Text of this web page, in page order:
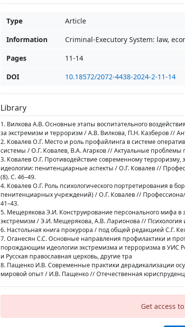
Type
Article
Information
Criminal-Executory System: law,
Pages
11-14
DOI
10.18572/2072-4438-2024-2-11-14
Library
1. Вилкова А.В. Основные этапы воспитательного
за экстремизм и терроризм / А.В. Вилкова, П.Н. Казберов //
2. Ковалев О.Г. Место и роль профайлинга в системе
системы / О.Г. Ковалев, В.А. Агарков // Актуальные
3. Ковалев О.Г. Противодействие современному терроризму,
идеологии: пенитенциарные аспекты / О.Г. Ковалев //
(8). С. 46–49.
4. Ковалев О.Г. Роль психологического портретирования в
пенитенциарных учреждений) / О.Г. Ковалев //
41–43.
5. Мещерякова Э.И. Конструирование персонального мифа в
экстремизм / Э.И. Мещерякова, А.В. Ларионова // Психология
6. Настольная книга прокурора / под общей редакцией С.Г.
7. Оганесян С.С. Основные направления профилактики и
порождающим идеологии экстремизма и терроризма в УИС
и Русская православная церковь, другие тра
8. Пащенко И.В. Современные практики дерадикализации
мировой опыт / И.В. Пащенко // Отечественная
Get access